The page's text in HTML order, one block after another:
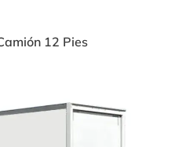
12 Pies